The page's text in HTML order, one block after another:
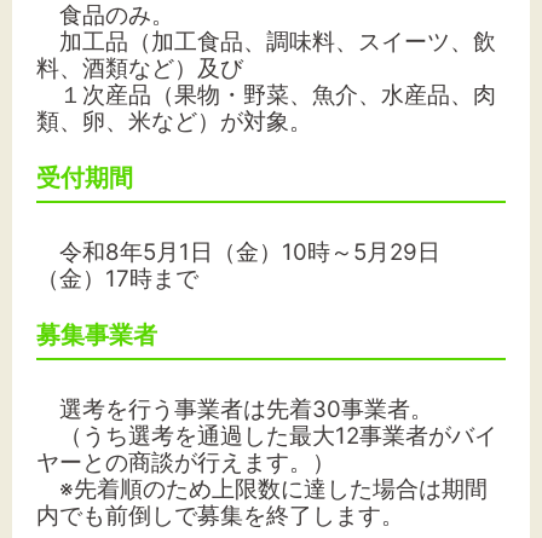
食品のみ。
加工品（加工食品、調味料、スイーツ、飲
料、酒類など） 及び
１次産品（果物・野菜、魚介、水産品、肉
類、卵、米など）が対象。
受付期間
令和8年5月1日（金）10時～5月29日
（金）17時まで
募集事業者
選考を行う事業者は先着30事業者。
（うち選考を通過した最大12事業者がバイ
ヤーとの商談が行えます。）
※先着順のため上限数に達した場合は期間
内でも前倒しで募集を終了します。